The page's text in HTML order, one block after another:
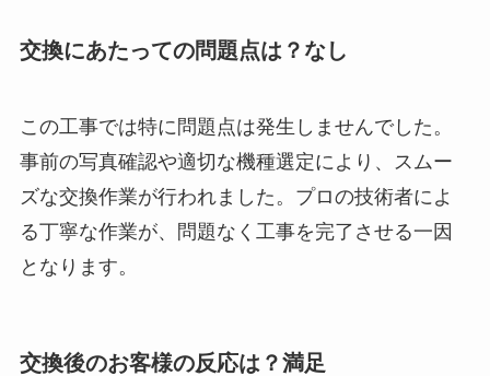
交換にあたっての問題点は？なし
この工事では特に問題点は発生しませんでした。
事前の写真確認や適切な機種選定により、スムー
ズな交換作業が行われました。プロの技術者によ
る丁寧な作業が、問題なく工事を完了させる一因
となります。
交換後のお客様の反応は？満足